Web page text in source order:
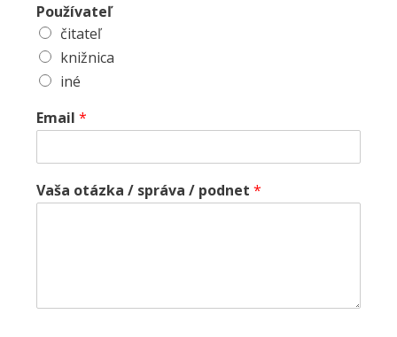
Používateľ
čitateľ
knižnica
iné
Email *
Vaša otázka / správa / podnet *